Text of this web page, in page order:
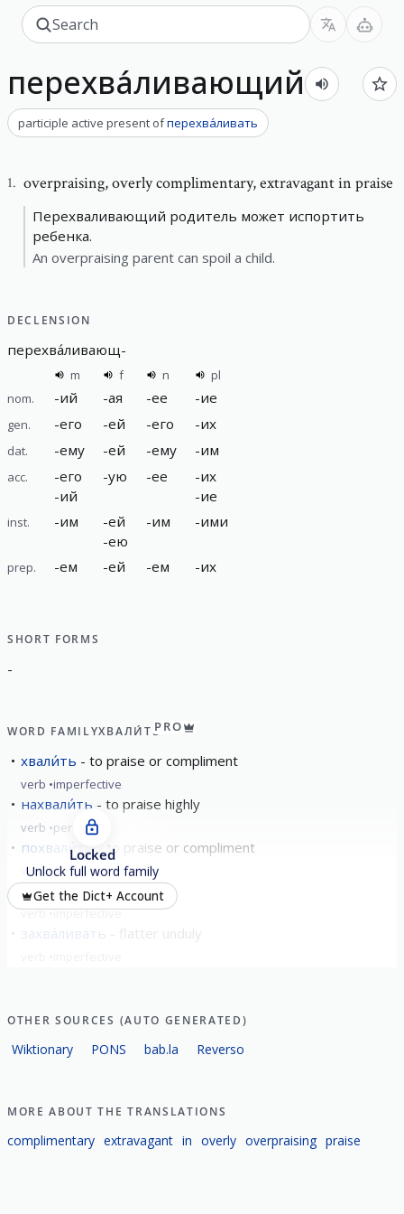
перехва́ливающий
participle active present ofперехва́ливать
1. overpraising,overly complimentary, extravagant in praise
Перехваливающий родитель может испортить
ребенка.
An overpraising parent can spoil a child.
DECLENSION
перехва́ливающ-
m f n
pl
nom.
-ий -ая -ее -ие
gen. -его -ей -его -их
dat. -ему -ей -ему -им
acc. -его
-ий
-ую -ее -их
-ие
inst. -им -ей
-ею
-им -ими
prep. -ем -ей -ем -их
SHORT FORMS
-
WORD FAMILYХВАЛИ́ТЬPRO
хвали́ть to praise or compliment
verb imperfective
нахвали́ть to praise highly
verb perfective
похвали́ть to praise or compliment
verb perfective
хвали́ться boast
verb imperfective
захва́ливать
Locked
Unlock full word family
Get the Dict+ Account
OTHER SOURCES (AUTO GENERATED)
Wiktionary PONS bab.la Reverso
MORE ABOUT THE TRANSLATIONS
complimentary extravagant in overly overpraising praise